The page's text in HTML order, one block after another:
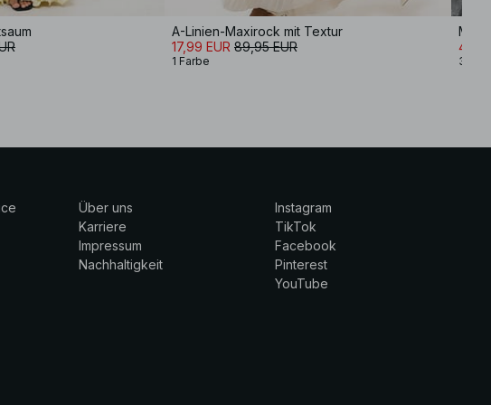
A-Linien-Maxirock mit Textur
17,99 EUR 89,95 EUR
1 Farbe 3
Über uns
Karriere
Impressum
Nachhaltigkeit
Instagram
TikTok
Facebook
Pinterest
YouTube